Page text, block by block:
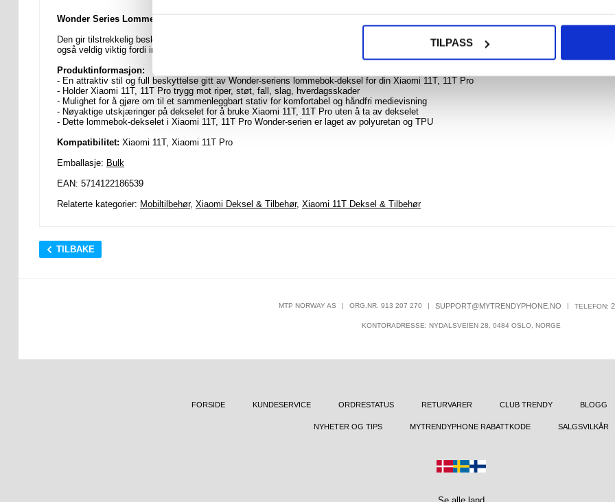
TILPASS
Wonder Series Lommebok-deksel til Xiaomi 11T, 11T Pro
Den gir tilstrekkelig beskyttelse og unik stil til din Xiaomi 11T, 11T Pro og derfor er verdt å ha dette Wonder-seriens lommebok-dekselet. Det
også veldig viktig fordi innsiden er designet med flere spor for å trygt holde ID-kortet ditt, dokumenter eller kontanter der.
Produktinformasjon:
- En attraktiv stil og full beskyttelse gitt av Wonder-seriens lommebok-deksel for din Xiaomi 11T, 11T Pro
- Holder Xiaomi 11T, 11T Pro trygg mot riper, støt, fall, slag, hverdagsskader
- Mulighet for å gjøre om til et sammenleggbart stativ for komfortabel og håndfri medievisning
- Nøyaktige utskjæringer på dekselet for å bruke Xiaomi 11T, 11T Pro uten å ta av dekselet
- Dette lommebok-dekselet i Xiaomi 11T, 11T Pro Wonder-serien er laget av polyuretan og TPU
Kompatibilitet: Xiaomi 11T, Xiaomi 11T Pro
Emballasje: Bulk
EAN: 5714122186539
Relaterte kategorier: Mobiltilbehør, Xiaomi Deksel & Tilbehør, Xiaomi 11T Deksel & Tilbehør
TILBAKE
MTP NORWAY AS | ORG.NR. 913 207 270 | SUPPORT@MYTRENDYPHONE.NO | TELEFON:
KONTORADRESSE: NYDALSVEIEN 28, 0484 OSLO, NORGE
FORSIDE KUNDESERVICE ORDRESTATUS RETURVARER CLUB TRENDY BLOGG
NYHETER OG TIPS MYTRENDYPHONE RABATTKODE SALGSVILKÅR